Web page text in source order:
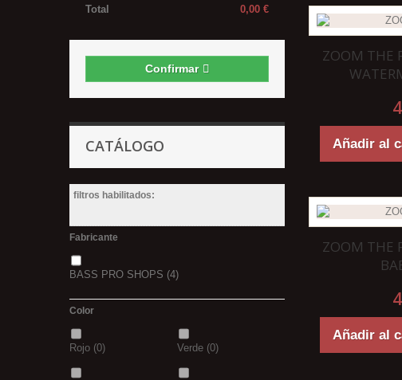
0,00 €
Total
Confirmar
CATÁLOGO
filtros habilitados:
Fabricante
BASS PRO SHOPS (4)
Color
Rojo (0) Verde (0)
ZOOM THE
Añadir al
ZOOM THE
Añadir al